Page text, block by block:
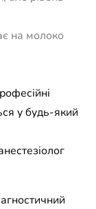
на молоко
у будь-який